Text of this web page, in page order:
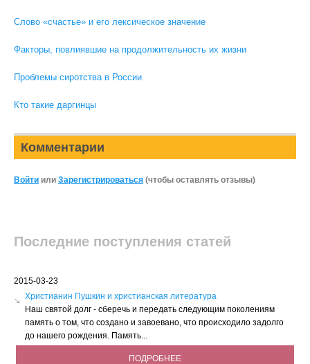
Слово «счастье» и его лексическое значение
Факторы, повлиявшие на продолжительность их жизни
Проблемы сиротства в России
Кто такие даргинцы
Комментарии
Войти или Зарегистрироваться (чтобы оставлять отзывы)
Последние поступления статей
2015-03-23
Христианин Пушкин и христианская литература
Наш святой долг - сберечь и передать следующим поколениям
память о том, что создано и завоевано, что происходило задолго
до нашего рождения. Память...
ПОДРОБНЕЕ